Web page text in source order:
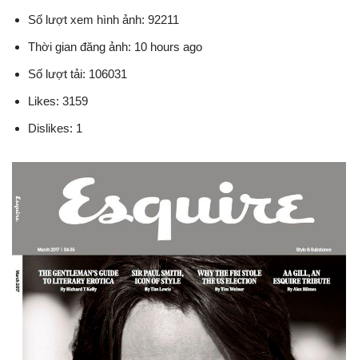
Số lượt xem hình ảnh: 92211
Thời gian đăng ảnh: 10 hours ago
Số lượt tải: 106031
Likes: 3159
Dislikes: 1